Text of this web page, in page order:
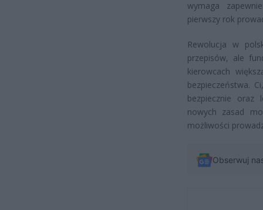
wymaga
pierwszy rok
Rewolucja w
przepisów, ale
kierowcach
bezpieczeństwa.
bezpiecznie oraz
nowych zasad
możliwości
Obserwuj